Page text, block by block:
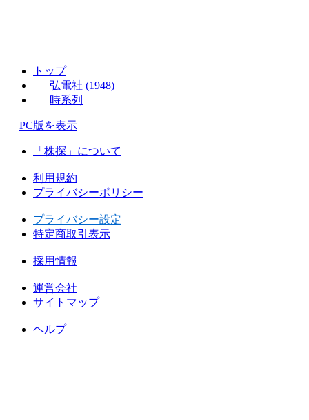
トップ
弘電社 (1948)
時系列
PC版を表示
「株探」について
|
利用規約
プライバシーポリシー
|
プライバシー設定
特定商取引表示
|
採用情報
|
運営会社
サイトマップ
|
ヘルプ